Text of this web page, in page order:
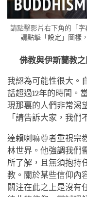
請點擊影片右下角的「
請點擊「設定」圖樣
佛教與伊斯蘭教
我認為可能性很大。
話超過12年的時間。
現那裏的人們非常渴
「請告訴大家，我們
達賴喇嘛尊者重視宗
林世界。他強調我們
所了解，且無須抱持
教。關於某些信仰內
關注在此之上是沒有